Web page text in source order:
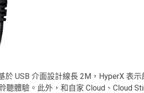
USB 介面設計線長 2M，HyperX 表
聽體驗。此外，和自家 Cloud、 Cloud